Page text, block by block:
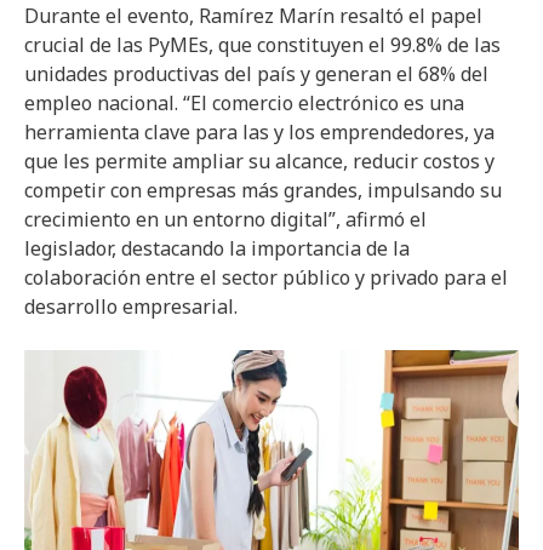
Durante el evento, Ramírez Marín resaltó el papel
crucial de las PyMEs, que constituyen el 99.8% de las
unidades productivas del país y generan el 68% del
empleo nacional. “El comercio electrónico es una
herramienta clave para las y los emprendedores, ya
que les permite ampliar su alcance, reducir costos y
competir con empresas más grandes, impulsando su
crecimiento en un entorno digital”, afirmó el
legislador, destacando la importancia de la
colaboración entre el sector público y privado para el
desarrollo empresarial.